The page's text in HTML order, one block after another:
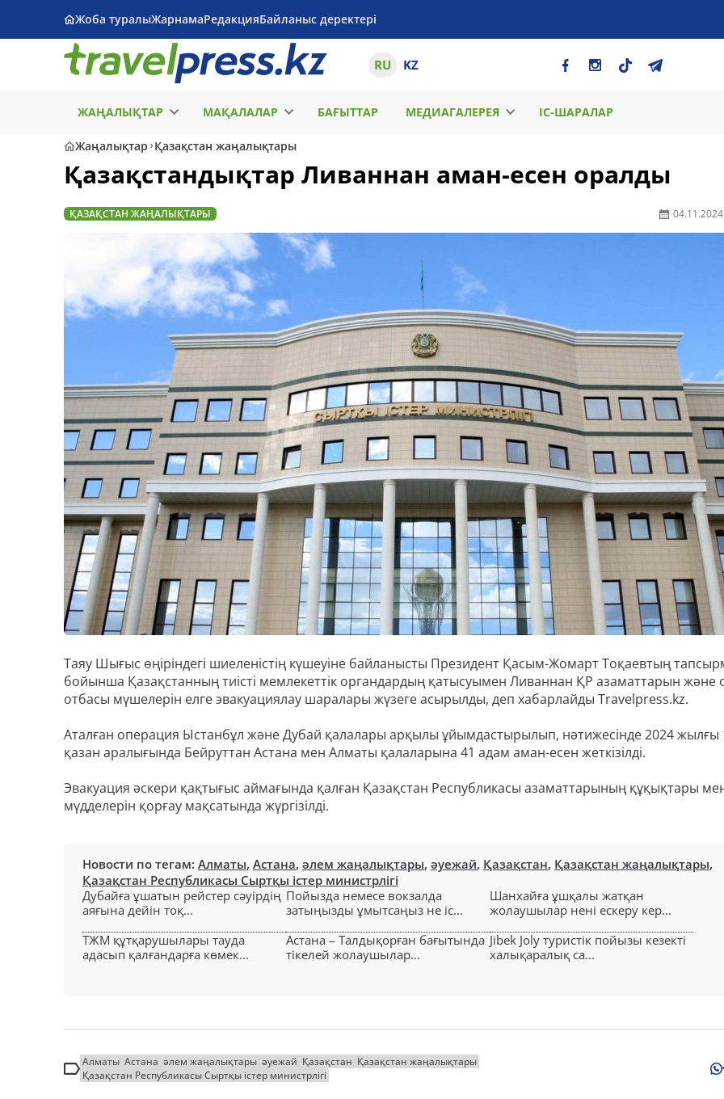
Жоба туралыЖарнамаРедакцияБайланыс деректері
RU KZ
ЖАҢАЛЫҚТАР МАҚАЛАЛАР БАҒЫТТАР МЕДИАГАЛЕРЕЯ ІС-ШАРАЛАР
Жаңалықтар Қазақстан жаңалықтары
Қазақстандықтар Ливаннан аман-есен оралды
ҚАЗАҚСТАН ЖАҢАЛЫҚТАРЫ 04.11.2024
Таяу Шығыс өңіріндегі шиеленістің күшеуіне байланысты Президент Қасым-Жомарт Тоқаевтың
бойынша Қазақстанның тиісті мемлекеттік органдардың қатысуымен Ливаннан ҚР азаматтарын және
отбасы мүшелерін елге эвакуациялау шаралары жүзеге асырылды, деп хабарлайды Travelpress.kz.
Аталған операция Ыстанбұл және Дубай қалалары арқылы ұйымдастырылып, нәтижесінде 2024 жылғы
қазан аралығында Бейруттан Астана мен Алматы қалаларына 41 адам аман-есен жеткізілді.
Эвакуация әскери қақтығыс аймағында қалған Қазақстан Республикасы азаматтарының құқықтары
мүдделерін қорғау мақсатында жүргізілді.
Новости по тегам: Алматы, Астана, әлем жаңалықтары, әуежай, Қазақстан, Қазақстан жаңалықтары,
Қазақстан Республикасы Сыртқы істер министрлігі
Дубайға ұшатын рейстер сәуірдің
аяғына дейін тоқ...
Пойызда немесе вокзалда
затыңызды ұмытсаңыз не іс...
Шанхайға ұшқалы жатқан
жолаушылар нені ескеру кер...
ТЖМ құтқарушылары тауда
адасып қалғандарға көмек...
Астана – Талдықорған бағытында
тікелей жолаушылар...
Jibek Joly туристік пойызы кезекті
халықаралық са...
Алматы Астана әлем жаңалықтары әуежай Қазақстан Қазақстан жаңалықтары
Қазақстан Республикасы Сыртқы істер министрлігі